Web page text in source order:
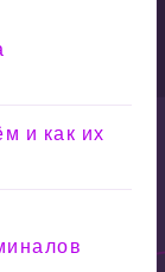
и как их